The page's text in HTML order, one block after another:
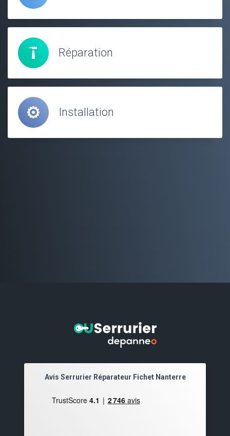
Réparation
Installation
Avis Serrurier Réparateur Fichet Nanterre